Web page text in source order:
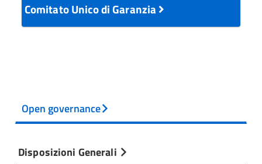
Comitato Unico di Garanzia
Open governance
Disposizioni Generali